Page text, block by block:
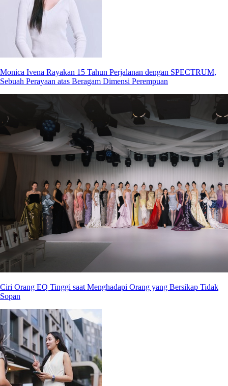
Monica Ivena Rayakan 15 Tahun Perjalanan dengan SPECTRUM,
Sebuah Perayaan atas Beragam Dimensi Perempuan
Ciri Orang EQ Tinggi saat Menghadapi Orang yang Bersikap Tidak
Sopan